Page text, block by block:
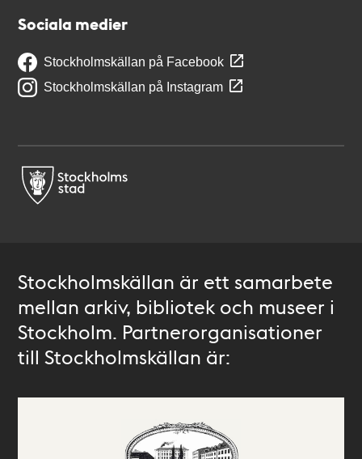
Sociala medier
Stockholmskällan på Facebook
Stockholmskällan på Instagram
Stockholmskällan är ett samarbete
mellan arkiv, bibliotek och museer i
Stockholm. Partnerorganisationer
till Stockholmskällan är: